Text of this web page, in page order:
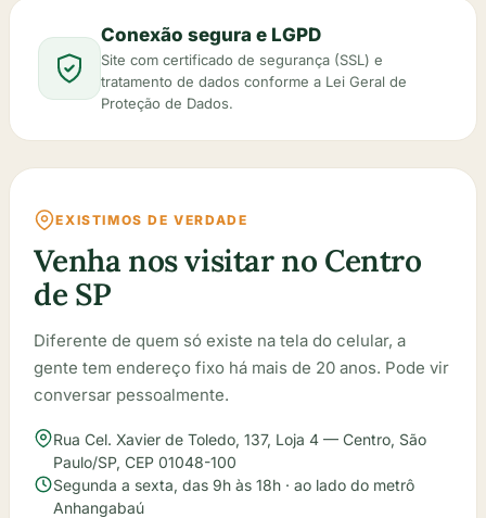
Conexão segura e LGPD
Site com certificado de segurança (SSL) e
tratamento de dados conforme a Lei Geral de
Proteção de Dados.
EXISTIMOS DE VERDADE
Venha nos visitar no Centro
de SP
Diferente de quem só existe na tela do celular, a
gente tem endereço fixo há mais de 20 anos. Pode vir
conversar pessoalmente.
Rua Cel. Xavier de Toledo, 137, Loja 4 — Centro, São
Paulo/SP, CEP 01048-100
Segunda a sexta, das 9h às 18h · ao lado do metrô
Anhangabaú